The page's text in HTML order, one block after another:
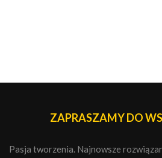
ZAPRASZAMY DO
Pasja tworzenia. Najnowsze